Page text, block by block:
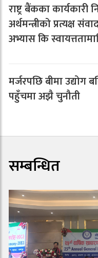
राष्ट्र बैंकका कार्यकारी
अर्थमन्त्रीको प्रत्यक्ष
अभ्यास कि
मर्जरपछि बीमा उद्योग
पहुँचमा अझै चुनौती
सम्बन्धित